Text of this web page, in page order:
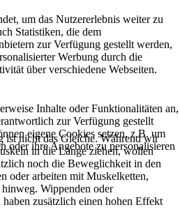
ist nicht das Gleiche. Während wir
in die Länge ziehen, wollen
noch die Beweglichkeit in den
oder arbeiten mit Muskelketten,
Wippenden oder
zusätzlich einen hohen Effekt
um das Nutzererlebnis weiter zu
Statistiken, die dem
zur Verfügung gestellt werden,
Werbung durch die
über verschiedene Webseiten.
Inhalte oder Funktionalitäten an,
zur Verfügung gestellt
eigene Cookies setzen, z.B. um
oder ihre Angebote zu personalisieren